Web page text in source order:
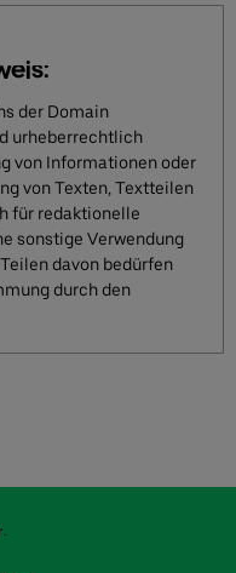
der Domain
urheberrechtlich
von Informationen oder
von Texten, Textteilen
für redaktionelle
sonstige Verwendung
davon bedürfen
durch den